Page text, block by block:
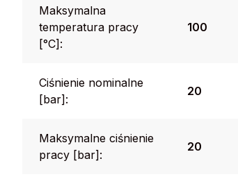
Maksymalna
temperatura pracy
[°C]:
100
Ciśnienie nominalne
[bar]:
20
Maksymalne ciśnienie
pracy [bar]:
20